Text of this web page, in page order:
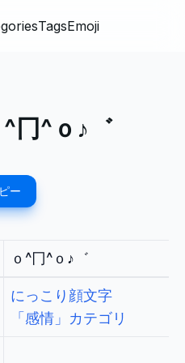
TagsEmoji
^冂^ｏ♪゛
ー
ｏ^冂^ｏ♪゛
にっこり顔文字
「感情」カテゴリ